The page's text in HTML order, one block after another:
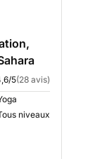
5(28 avis)
niveaux